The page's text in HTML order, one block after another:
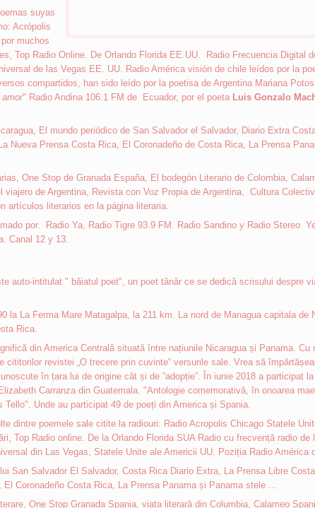
suyas
Acrópolis
muchos
Top Radio Online. De Orlando Florida EE.UU. Radio Frecuencia Digital
de las Vegas EE. UU. Radio América visión de chile leídos por la
compartidos, han sido leído por la poetisa de Argentina Mariana
" Radio Andina 106.1 FM de Ecuador, por el poeta Luis Gonzalo
El mundo periódico de San Salvador el Salvador, Diario Extra
Nueva Prensa Costa Rica, El Coronadeño de Costa Rica, La Prensa
One Stop de Granada España, El bodegón Literario de Colombia,
viajero de Argentina, Revista con Voz Propia de Argentina, Cultura
artículos literarios en la página literaria.
por. Radio Ya, Radio Tigre 93.9 FM. Radio Sandino y Radio Stereo
Canal 12 y 13.
auto-intitulat " băiatul poet", un poet tânăr ce se dedică scrisului despre
la La Ferma Mare Matagalpa, la 211 km. La nord de Managua capitala de
Rica.
din America Centrală situată între națiunile Nicaragua și Panama. Cu
cititorilor revistei „O trecere prin cuvinte“ versurile sale. Vrea să
în țara lui de origine cât și de ”adopție”. În iunie 2018 a participat
Carranza din Guatemala. "Antologie comemorativă, în onoarea
Tello". Unde au participat 49 de poeți din America și Spania.
dintre poemele sale citite la radiouri: Radio Acropolis Chicago Statele
Top Radio online. De la Orlando Florida SUA Radio cu frecvență radio de
din Las Vegas, Statele Unite ale Americii UU. Poziția Radio América
San Salvador El Salvador, Costa Rica Diario Extra, La Prensa Libre
El Coronadeño Costa Rica, La Prensa Panama și Panama stele ...
One Stop Granada Spania, viața literară din Columbia, Calameo